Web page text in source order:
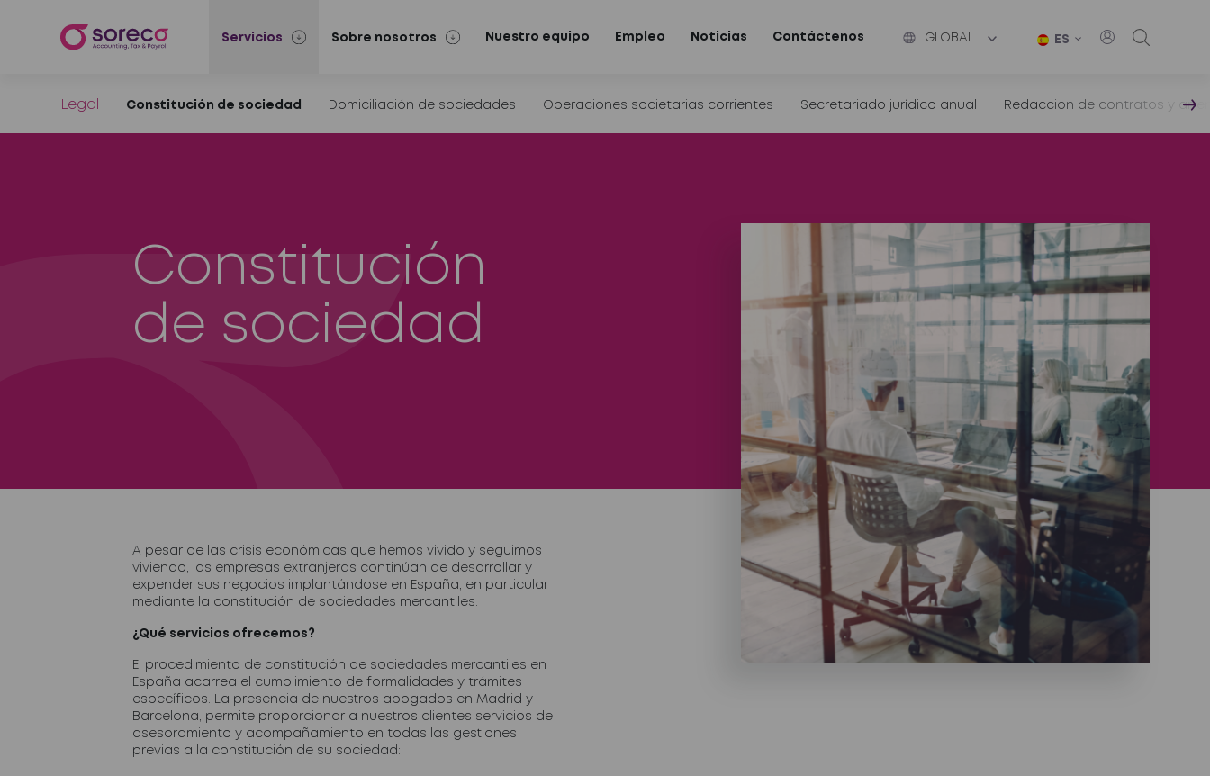
Servicios Sobre nosotros Nuestro equipo Empleo Noticias Contáctenos GLOBAL ES
Legal Constitución de sociedad Domiciliación de sociedades Operaciones societarias corrientes Secretariado jurídico anual Redaccion de contratos y
Constitución
de sociedad
A pesar de las crisis económicas que hemos vivido y seguimos
viviendo, las empresas extranjeras continúan de desarrollar y
expender sus negocios implantándose en España, en particular
mediante la constitución de sociedades mercantiles.
¿Qué servicios ofrecemos?
El procedimiento de constitución de sociedades mercantiles en
España acarrea el cumplimiento de formalidades y trámites
específicos. La presencia de nuestros abogados en Madrid y
Barcelona, permite proporcionar a nuestros clientes servicios de
asesoramiento y acompañamiento en todas las gestiones
previas a la constitución de su sociedad: